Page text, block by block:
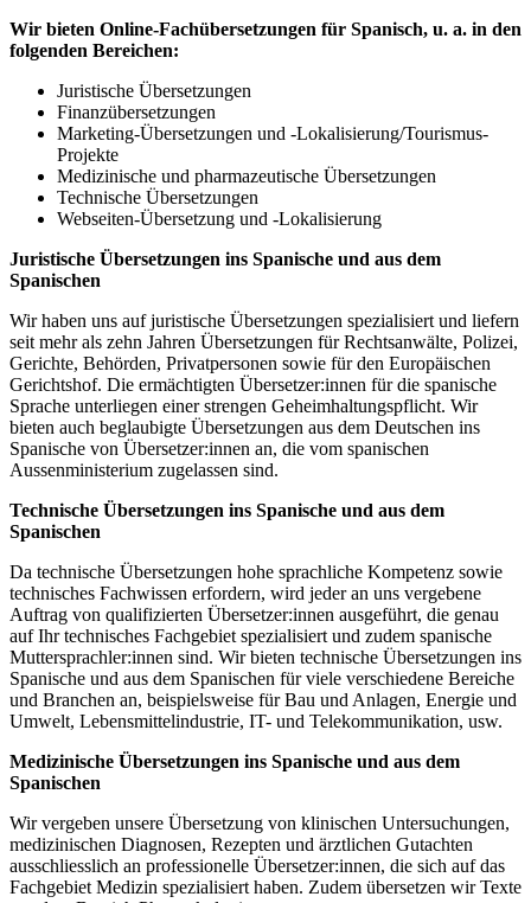
Wir bieten Online-Fachübersetzungen für Spanisch, u. a. in den
folgenden Bereichen:
Juristische Übersetzungen
Finanzübersetzungen
Marketing-Übersetzungen und -Lokalisierung/Tourismus-
Projekte
Medizinische und pharmazeutische Übersetzungen
Technische Übersetzungen
Webseiten-Übersetzung und -Lokalisierung
Juristische Übersetzungen ins Spanische und aus dem
Spanischen
Wir haben uns auf juristische Übersetzungen spezialisiert und liefern
seit mehr als zehn Jahren Übersetzungen für Rechtsanwälte, Polizei,
Gerichte, Behörden, Privatpersonen sowie für den Europäischen
Gerichtshof. Die ermächtigten Übersetzer:innen für die spanische
Sprache unterliegen einer strengen Geheimhaltungspflicht. Wir
bieten auch beglaubigte Übersetzungen aus dem Deutschen ins
Spanische von Übersetzer:innen an, die vom spanischen
Aussenministerium zugelassen sind.
Technische Übersetzungen ins Spanische und aus dem
Spanischen
Da technische Übersetzungen hohe sprachliche Kompetenz sowie
technisches Fachwissen erfordern, wird jeder an uns vergebene
Auftrag von qualifizierten Übersetzer:innen ausgeführt, die genau
auf Ihr technisches Fachgebiet spezialisiert und zudem spanische
Muttersprachler:innen sind. Wir bieten technische Übersetzungen ins
Spanische und aus dem Spanischen für viele verschiedene Bereiche
und Branchen an, beispielsweise für Bau und Anlagen, Energie und
Umwelt, Lebensmittelindustrie, IT- und Telekommunikation, usw.
Medizinische Übersetzungen ins Spanische und aus dem
Spanischen
Wir vergeben unsere Übersetzung von klinischen Untersuchungen,
medizinischen Diagnosen, Rezepten und ärztlichen Gutachten
ausschliesslich an professionelle Übersetzer:innen, die sich auf das
Fachgebiet Medizin spezialisiert haben. Zudem übersetzen wir Texte